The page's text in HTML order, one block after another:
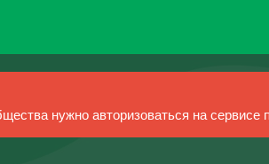
нужно авторизоваться на сервисе